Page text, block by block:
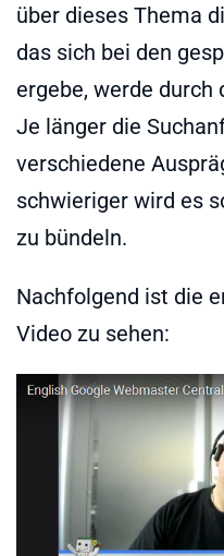
über dieses Thema
das sich bei den
ergebe, werde durch
Je länger die
verschiedene
schwieriger wird es
zu bündeln.
Nachfolgend ist die
Video zu sehen: